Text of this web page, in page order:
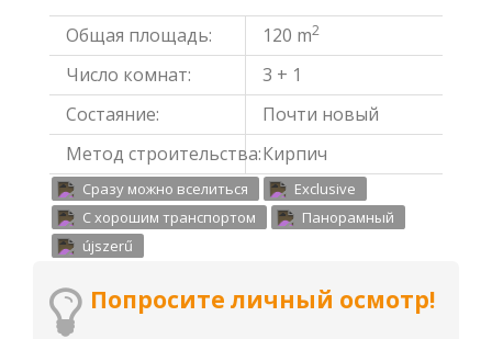
Общая площадь: 120 m2
Число комнат:
3 + 1
Состаяние:
Почти новый
Метод строительства:Кирпич
Cразу можно вселиться
Exclusive
С хорошим транспортом
Панорамный
újszerű
Попросите личный осмотр!